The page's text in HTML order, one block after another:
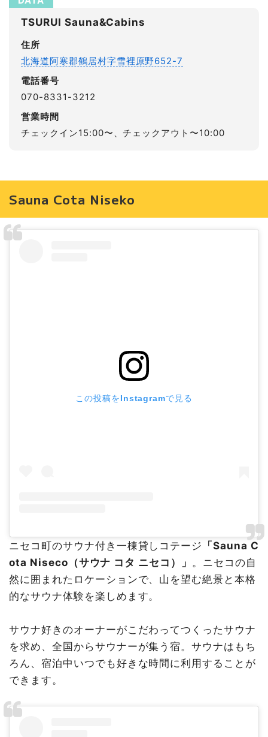
TSURUI Sauna&Cabins
住所
北海道阿寒郡鶴居村字雪裡原野652-7
電話番号
070-8331-3212
営業時間
チェックイン15:00〜、チェックアウト〜10:00
Sauna Cota Niseko
この投稿をInstagramで見る
ニセコ町のサウナ付き一棟貸しコテージ 「Sauna C
ota Niseco（サウナ コタ ニセコ）」 。ニセコの自
然に囲まれたロケーションで、山を望む絶景と本格
的なサウナ体験を楽しめます。
サウナ好きのオーナーがこだわってつくったサウナ
を求め、全国からサウナーが集う宿。サウナはもち
ろん、宿泊中いつでも好きな時間に利用することが
できます。